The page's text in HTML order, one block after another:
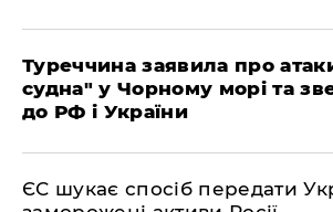
Туреччина заявила про
судна" у Чорному морі та
до РФ і України
ЄС шукає спосіб передати